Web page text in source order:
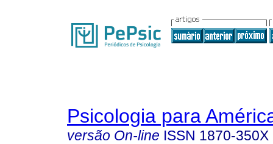
Psicologia para
versão On-line ISSN 1870-350X